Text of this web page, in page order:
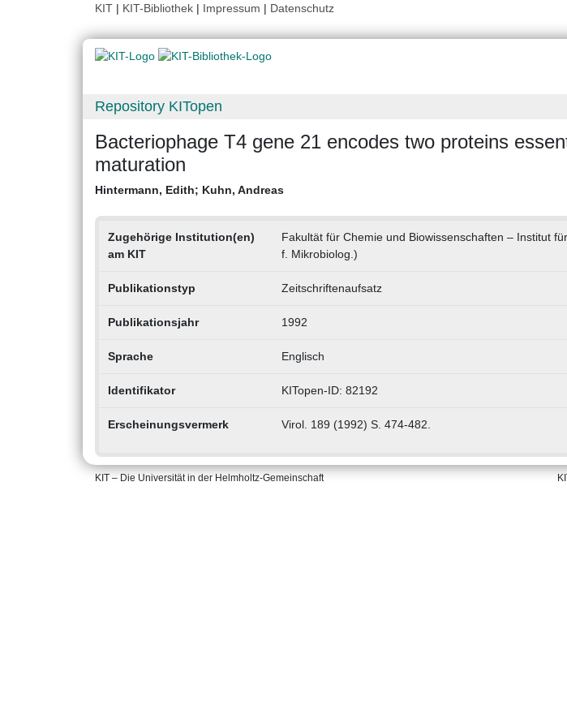
KIT | KIT-Bibliothek | Impressum | Datenschutz
Repository KITopen
Bacteriophage T4 gene 21 encodes two proteins
maturation
Hintermann, Edith; Kuhn, Andreas
Zugehörige Institution(en)
am KIT
Fakultät für Chemie und Biowissenschaften – Institut
f. Mikrobiolog.)
Publikationstyp Zeitschriftenaufsatz
Publikationsjahr 1992
Sprache Englisch
Identifikator KITopen-ID: 82192
Erscheinungsvermerk Virol. 189 (1992) S. 474-482.
KIT – Die Universität in der Helmholtz-Gemeinschaft